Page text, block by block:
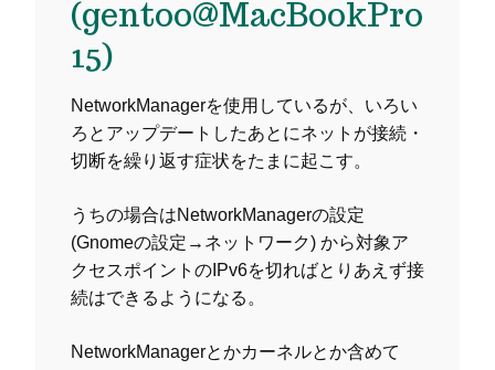
(gentoo@MacBookPro
15)
NetworkManagerを使用しているが、いろい
ろとアップデートしたあとにネットが接続・
切断を繰り返す症状をたまに起こす。
うちの場合はNetworkManagerの設定
(Gnomeの設定→ネットワーク) から対象ア
クセスポイントのIPv6を切ればとりあえず接
続はできるようになる。
NetworkManagerとかカーネルとか含めて